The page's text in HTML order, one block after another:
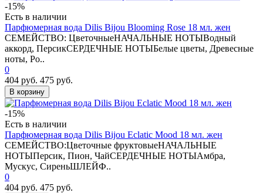
-15%
Есть в наличии
Парфюмерная вода Dilis Bijou Blooming Rose 18 мл. жен
СЕМЕЙСТВО: ЦветочныеНАЧАЛЬНЫЕ НОТЫВодный
аккорд, ПерсикСЕРДЕЧНЫЕ НОТЫБелые цветы, Древесные
ноты, Ро..
0
404 руб. 475 руб.
В корзину
-15%
Есть в наличии
Парфюмерная вода Dilis Bijou Eclatic Mood 18 мл. жен
СЕМЕЙСТВО:Цветочные фруктовыеНАЧАЛЬНЫЕ
НОТЫПерсик, Пион, ЧайСЕРДЕЧНЫЕ НОТЫАмбра,
Мускус, СиреньШЛЕЙФ..
0
404 руб. 475 руб.